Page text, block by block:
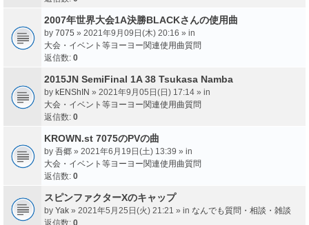
2007年世界大会1A決勝BLACKさんの使用曲
by 7075 » 2021年9月09日(木) 20:16 » in
大会・イベント等ヨーヨー関連使用曲質問
返信数: 0
2015JN SemiFinal 1A 38 Tsukasa Namba
by kENShIN » 2021年9月05日(日) 17:14 » in
大会・イベント等ヨーヨー関連使用曲質問
返信数: 0
KROWN.st 7075のPVの曲
by 吾郷 » 2021年6月19日(土) 13:39 » in
大会・イベント等ヨーヨー関連使用曲質問
返信数: 0
スピンファクターXのキャップ
by Yak » 2021年5月25日(火) 21:21 » in なんでも質問・相談・雑談
返信数: 0